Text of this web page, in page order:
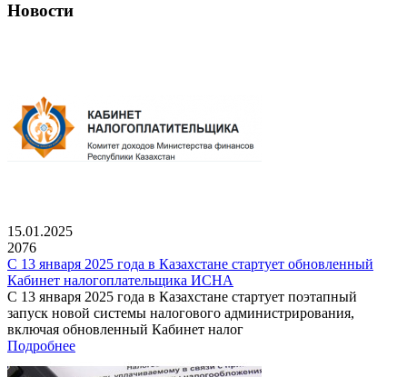
Новости
15.01.2025
2076
С 13 января 2025 года в Казахстане стартует обновленный
Кабинет налогоплательщика ИСНА
С 13 января 2025 года в Казахстане стартует поэтапный
запуск новой системы налогового администрирования,
включая обновленный Кабинет налог
Подробнее